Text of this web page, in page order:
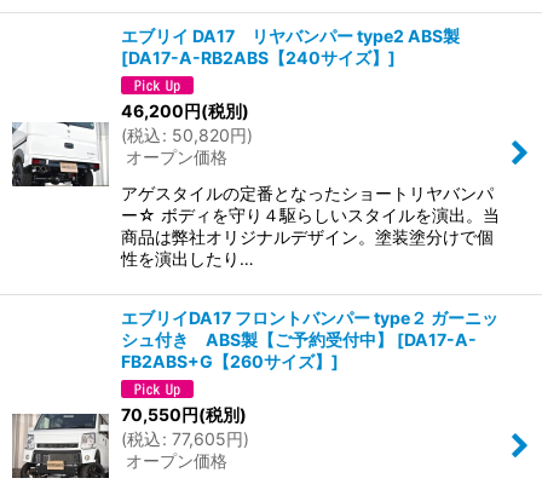
エブリイ DA17 リヤバンパー type2 ABS製
[DA17-A-RB2ABS【240サイズ】 ]
46,200円(税別)
(税込: 50,820円)
オープン価格
アゲスタイルの定番となったショートリヤバンパ
ー☆ ボディを守り４駆らしいスタイルを演出。当
商品は弊社オリジナルデザイン。塗装塗分けで個
性を演出したり…
エブリイDA17 フロントバンパー type２ ガーニッ
シュ付き ABS製【ご予約受付中】
[DA17-A-
FB2ABS+G【260サイズ】 ]
70,550円(税別)
(税込: 77,605円)
オープン価格